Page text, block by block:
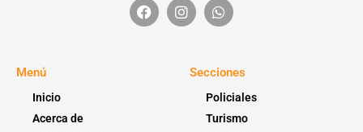
Menú
Inicio
Acerca de
Secciones
Policiales
Turismo